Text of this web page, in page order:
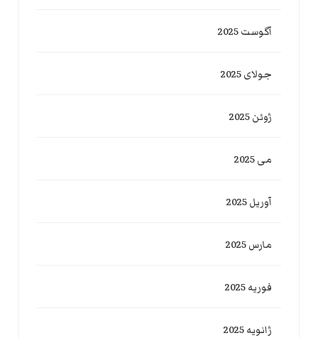
آگوست 2025
جولای 2025
ژوئن 2025
می 2025
آوریل 2025
مارس 2025
فوریه 2025
ژانویه 2025